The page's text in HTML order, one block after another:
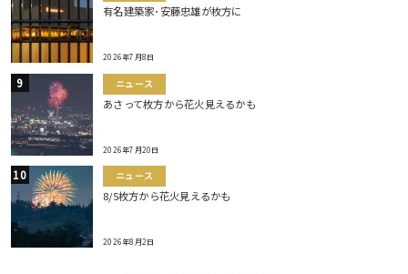
有名建築家･安藤忠雄が枚方に
2026年7月8日
ニュース
あさって枚方から花火見えるかも
2026年7月20日
ニュース
8/5枚方から花火見えるかも
2026年8月2日